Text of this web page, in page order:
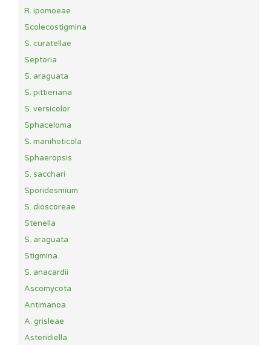
R. ipomoeae
Scolecostigmina
S. curatellae
Septoria
S. araguata
S. pittieriana
S. versicolor
Sphaceloma
S. manihoticola
Sphaeropsis
S. sacchari
Sporidesmium
S. dioscoreae
Stenella
S. araguata
Stigmina
S. anacardii
Ascomycota
Antimanoa
A. grisleae
Asteridiella